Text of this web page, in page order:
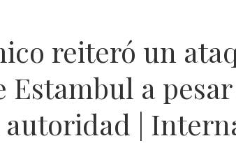
reiteró un
Estambul a
autoridad |